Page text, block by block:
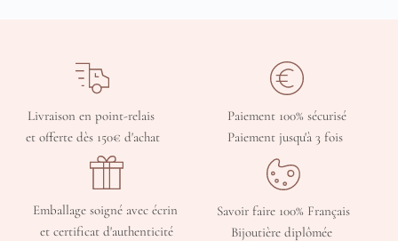
Livraison en point-relais
et offerte dès 150€ d'achat
Paiement 100% sécurisé
Paiement jusqu'à 3 fois
Emballage soigné avec écrin
et certificat d'authenticité
Savoir faire 100% Français
Bijoutière diplômée